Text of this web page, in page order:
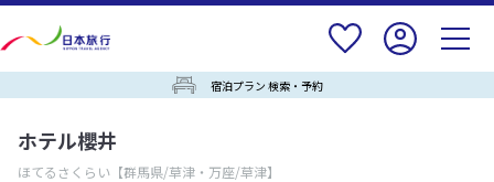
宿泊プラン 検索・予約
ホテル櫻井
ほてるさくらい 【群馬県/草津・万座/草津】